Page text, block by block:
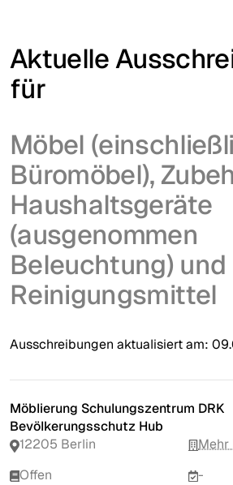
Aktuelle
für
Möbel
Büromöbel),
Haushaltsgeräte
(ausgenommen
Beleuchtung) und
Reinigungsmittel
Ausschreibungen aktualisiert am:
Möblierung Schulungszentrum DRK
Bevölkerungsschutz Hub
12205 Berlin
Mehr
Offen
-